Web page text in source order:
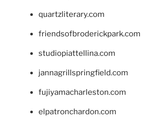
quartzliterary.com
friendsofbroderickpark.com
studiopiattellina.com
jannagrillspringfield.com
fujiyamacharleston.com
elpatronchardon.com